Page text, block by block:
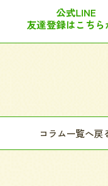
公式LINE
友達登録はこちら
コラム一覧へ戻